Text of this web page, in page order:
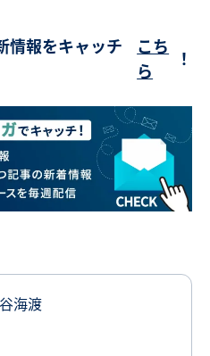
情報をキャッチ
こち
ら
！
海渡